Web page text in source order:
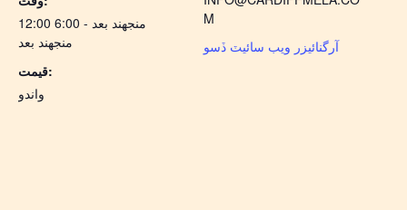
12:00 منجهند بعد - 6:00
منجهند بعد
قيمت:
واندو
M
آرگنائيزر ويب سائيٽ ڏسو